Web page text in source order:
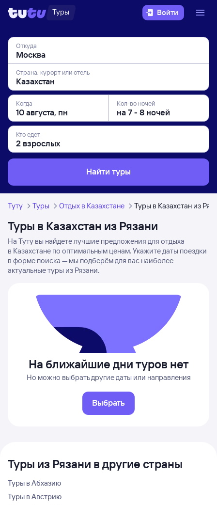
Туры Войти
Откуда
Страна, курорт или отель
Когда Кол-во ночей
Кто едет
Найти туры
Туту Туры Отдых в Казахстане Туры в Казахстан из
Туры в Казахстан из Рязани
На Туту вы найдете лучшие предложения для отдыха
в Казахстане по оптимальным ценам. Укажите даты поездки
в форме поиска — мы подберём для вас наиболее
актуальные туры из Рязани.
На ближайшие дни туров нет
Но можно выбрать другие даты или направления
Выбрать
Туры из Рязани в другие страны
Туры в Абхазию
Туры в Австрию